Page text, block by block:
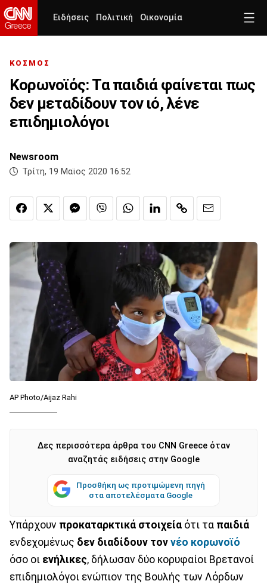
Ειδήσεις Πολιτική Οικονομία
ΚΟΣΜΟΣ
Κορωνοϊός: Τα παιδιά φαίνεται πως
δεν μεταδίδουν τον ιό, λένε
επιδημιολόγοι
Newsroom
Τρίτη, 19 Μαϊος 2020 16:52
AP Photo/Aijaz Rahi
Δες περισσότερα άρθρα του CNN Greece όταν
αναζητάς ειδήσεις στην Google
Προσθήκη ως προτιμώμενη πηγή
στα αποτελέσματα Google
Υπάρχουν προκαταρκτικά στοιχεία ότι τα παιδιά
ενδεχομένως δεν διαδίδουν τον νέο κορωνοϊό
όσο οι ενήλικες, δήλωσαν δύο κορυφαίοι Βρετανοί
επιδημιολόγοι ενώπιον της Βουλής των Λόρδων